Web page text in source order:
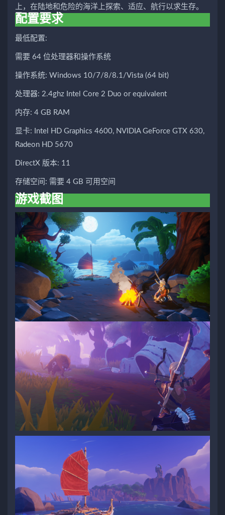
上，在陆地和危险的海洋上探索、适应、航行以求生存。
配置要求
最低配置:
需要 64 位处理器和操作系统
操作系统: Windows 10/7/8/8.1/Vista (64 bit)
处理器: 2.4ghz Intel Core 2 Duo or equivalent
内存: 4 GB RAM
显卡: Intel HD Graphics 4600, NVIDIA GeForce GTX 630,
Radeon HD 5670
DirectX 版本: 11
存储空间: 需要 4 GB 可用空间
游戏截图